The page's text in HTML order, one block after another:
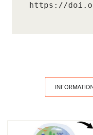
https://